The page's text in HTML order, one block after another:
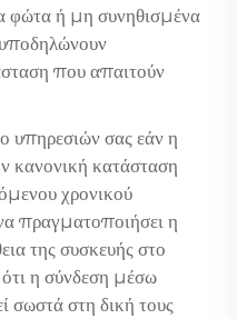
φώτα ή μη συνηθισμένα
που απαιτούν
υπηρεσιών σας εάν η
κανονική κατάσταση
χρονικού
πραγματοποιήσει η
της συσκευής στο
η σύνδεση μέσω
σωστά στη δική τους